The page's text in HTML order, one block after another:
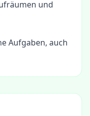
und
Aufgaben, auch